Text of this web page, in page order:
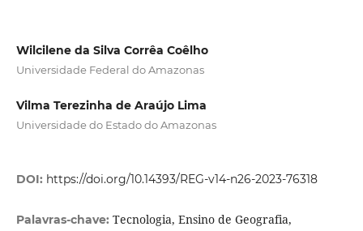
Wilcilene da Silva Corrêa Coêlho
Universidade Federal do Amazonas
Vilma Terezinha de Araújo Lima
Universidade do Estado do Amazonas
DOI: https://doi.org/10.14393/REG-v14-n26-2023-76318
Palavras-chave: Tecnologia, Ensino de Geografia,